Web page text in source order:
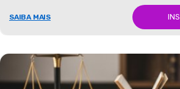
SAIBA MAIS